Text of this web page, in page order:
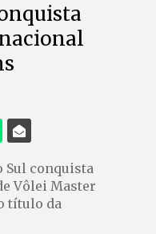
Sul conquista
Vôlei Master
título da